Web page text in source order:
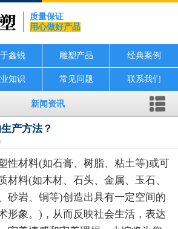
质量保证
用心做好产品
鑫锐 雕塑产品 经典案例
知识 常见问题 联系我们
新闻资讯
产方法？
性材料(如石膏、树脂、粘土等)或可
材料(如木材、石头、金属、玉石、
砂岩、铜等)创造出具有一定空间的
形象。)，从而反映社会生活，表达